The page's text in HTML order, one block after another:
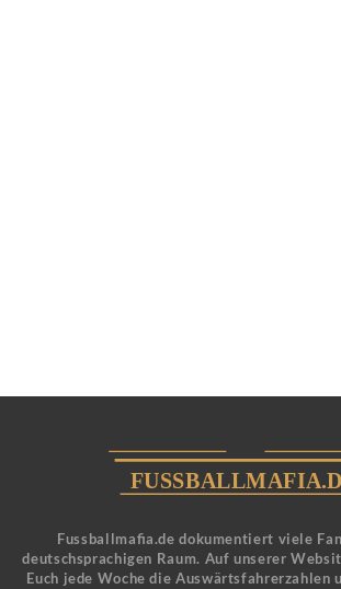
Fussballmafia.de dokumentiert viele
deutschsprachigen Raum. Auf unserer
Euch jede Woche die Auswärtsfahrerzahlen